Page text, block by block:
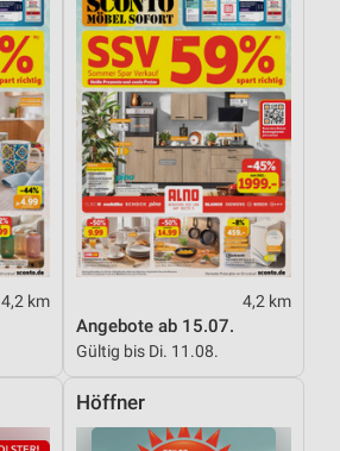
4,2 km 4,2 km
Angebote ab 15.07.
Gültig bis Di. 11.08.
Höffner